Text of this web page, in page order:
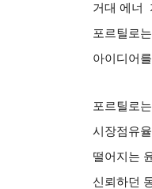
거대 에너
포르틸로
아이디어
포르틸로
시장점유
떨어지는
신뢰하던